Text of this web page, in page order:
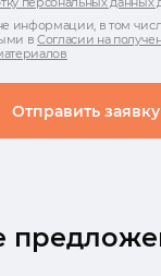
Отправить заявку
информации, в том
вСогласии на